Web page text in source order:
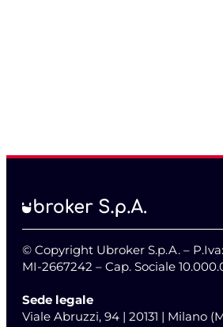
© Copyright Ubroker S.p.A. – P.Iva:
MI-2667242 – Cap. Sociale
Sede legale
Viale Abruzzi, 94 | 20131 | Milano